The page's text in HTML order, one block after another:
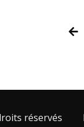
réservés